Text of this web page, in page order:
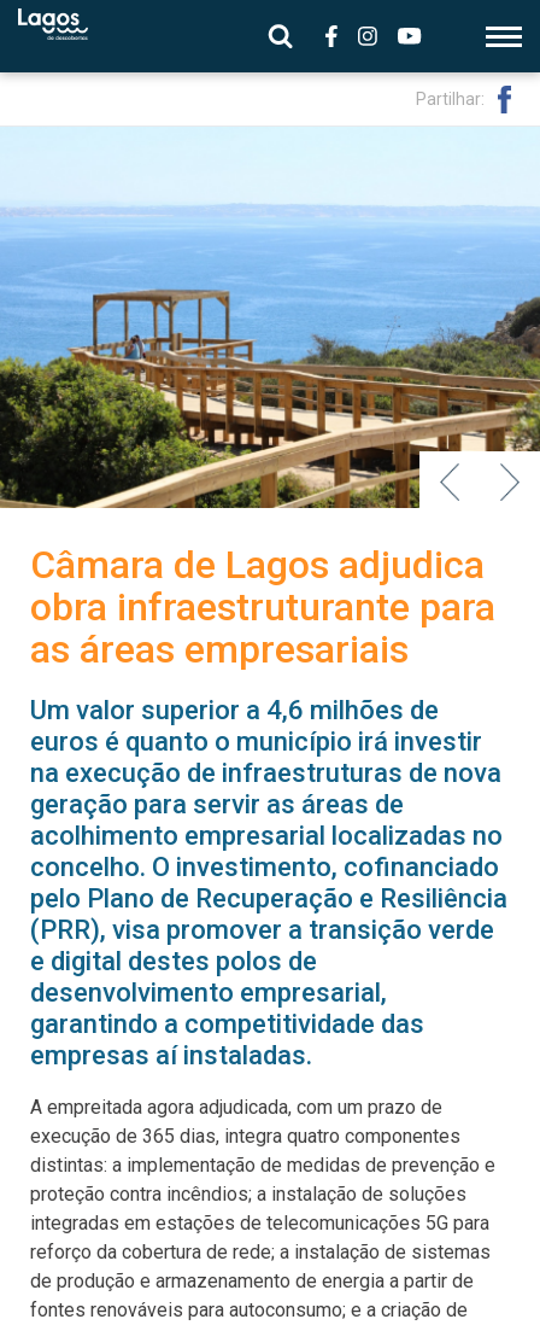
Partilhar:
Câmara de Lagos adjudica
obra infraestruturante para
as áreas empresariais
Um valor superior a 4,6 milhões de
euros é quanto o município irá investir
na execução de infraestruturas de nova
geração para servir as áreas de
acolhimento empresarial localizadas no
concelho. O investimento, cofinanciado
pelo Plano de Recuperação e Resiliência
(PRR), visa promover a transição verde
e digital destes polos de
desenvolvimento empresarial,
garantindo a competitividade das
empresas aí instaladas.
A empreitada agora adjudicada, com um prazo de
execução de 365 dias, integra quatro componentes
distintas: a implementação de medidas de prevenção e
proteção contra incêndios; a instalação de soluções
integradas em estações de telecomunicações 5G para
reforço da cobertura de rede; a instalação de sistemas
de produção e armazenamento de energia a partir de
fontes renováveis para autoconsumo; e a criação de